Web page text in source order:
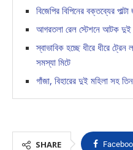
বিজেপির বিপিনের বক্তব্যের
আগরতলা রেল স্টেশনে আটক দুই
স্বাভাবিক হচ্ছে ধীরে ধীরে
সমস্যা মিটে
গাঁজা, বিহারের দুই মহিলা সহ
SHARE